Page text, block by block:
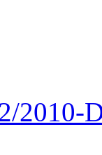
2010-